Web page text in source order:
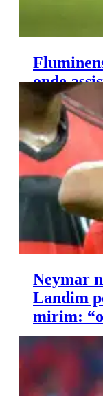
onde
Neymar
Landim
mirim:
Landim